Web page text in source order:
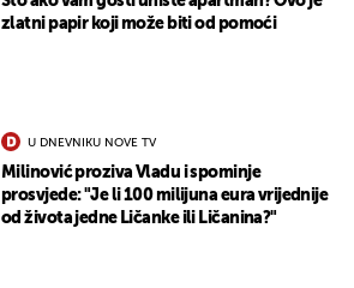
zlatni papir koji može biti od pomoći
U DNEVNIKU NOVE TV
Milinović proziva Vladu i spominje
prosvjede: "Je li 100 milijuna eura vrijednije
od života jedne Ličanke ili Ličanina?"